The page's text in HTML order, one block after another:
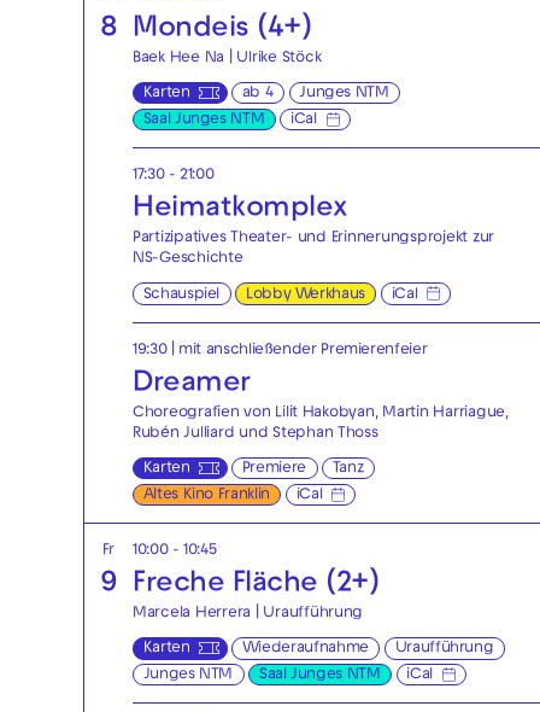
8 Mondeis (4+)
Baek Hee Na | Ulrike Stöck
Karten ab 4
Junges NTM
Saal Junges NTM
iCal
17:30 - 21:00
Heimatkomplex
Partizipatives Theater- und Erinnerungsprojekt zur
NS-Geschichte
Schauspiel Lobby Werkhaus iCal
19:30 | mit anschließender Premierenfeier
Dreamer
Choreografien von Lilit Hakobyan, Martin Harriague,
Rubén Julliard und Stephan Thoss
Karten Premiere
Tanz
Altes Kino Franklin
iCal
Fr
9
10:00 - 10:45
Freche Fläche (2+)
Marcela Herrera | Uraufführung
Karten Wiederaufnahme
Uraufführung
Junges NTM
Saal Junges NTM iCal